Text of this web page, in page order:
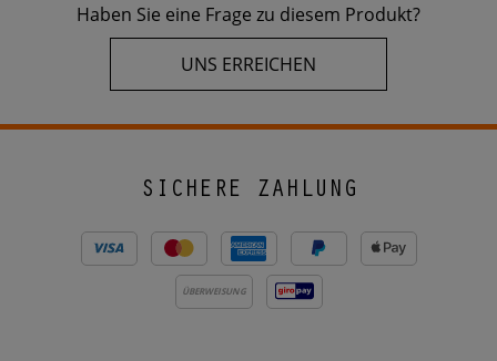
Haben Sie eine Frage zu diesem Produkt?
UNS ERREICHEN
SICHERE ZAHLUNG
ÜBERWEISUNG